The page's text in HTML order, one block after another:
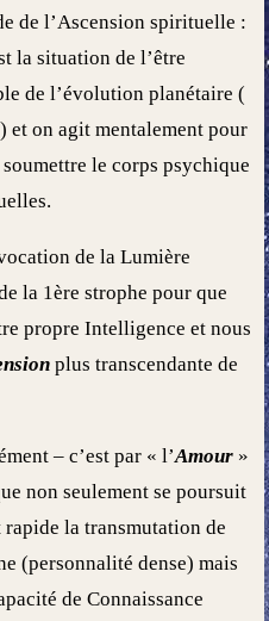
de l’Ascension spirituelle :
la situation de l’être
de l’évolution planétaire (
et on agit mentalement pour
le corps psychique
de la Lumière
la 1ère strophe pour que
propre Intelligence et nous
plus transcendante de
– c’est par « l’Amour »
non seulement se poursuit
la transmutation de
(personnalité dense) mais
de Connaissance